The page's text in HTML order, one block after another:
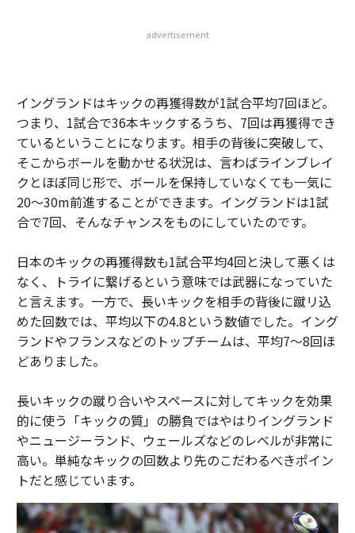
advertisement
イングランドはキックの再獲得数が1試合平均7回ほど。
つまり、1試合で36本キックするうち、7回は再獲得でき
ているということになります。相手の背後に突破して、
そこからボールを動かせる状況は、言わばラインブレイ
クとほぼ同じ形で、ボールを保持していなくても一気に
20〜30m前進することができます。イングランドは1試
合で7回、そんなチャンスをものにしていたのです。
日本のキックの再獲得数も1試合平均4回と決して悪くは
なく、トライに繋げるという意味では武器になっていた
と言えます。一方で、長いキックを相手の背後に蹴リ込
めた回数では、平均以下の4.8という数値でした。イング
ランドやフランスなどのトップチームは、平均7～8回ほ
どありました。
長いキックの蹴り合いやスペースに対してキックを効果
的に使う「キックの質」の勝負ではやはりイングランド
やニュージーランド、ウェールズなどのレベルが非常に
高い。単純なキックの回数より先のこだわるべきポイン
トだと感じています。